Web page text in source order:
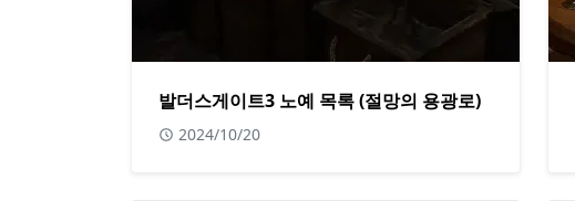
발더스게이트3 노예 목록 (절망의 용광로)
2024/10/20